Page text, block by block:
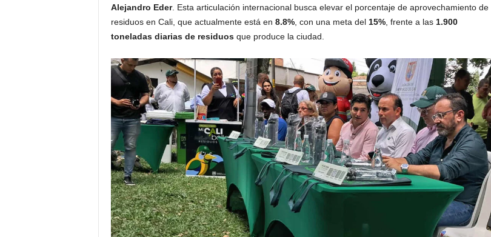
Alejandro Eder. Esta articulación internacional busca elevar el porcentaje de aprovechamiento de
residuos en Cali, que actualmente está en 8.8%, con una meta del 15%, frente a las 1.900
toneladas diarias de residuosque produce la ciudad.